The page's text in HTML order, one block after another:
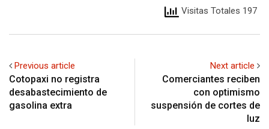
Visitas Totales 197
Previous article
Cotopaxi no registra
desabastecimiento de
gasolina extra
Next article
Comerciantes reciben
con optimismo
suspensión de cortes de
luz